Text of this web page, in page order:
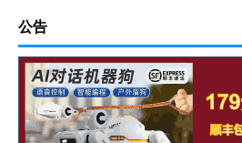
公告